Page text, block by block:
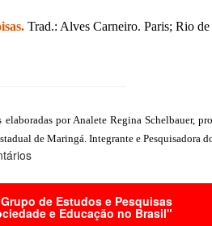
Trad.: Alves Carneiro. Paris; Rio
elaboradas por Analete Regina Schelbauer,
de Maringá. Integrante e Pesquisadora
Grupo de Estudos e Pesquisas
e Educação no Brasil"